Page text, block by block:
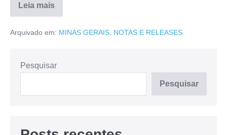
Leia mais
Arquivado em: MINAS GERAIS NOTAS E RELEASES
Pesquisar
Pesquisar